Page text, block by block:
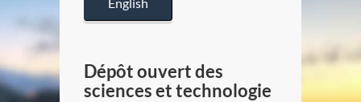
Dépôt ouvert des
sciences et technologie